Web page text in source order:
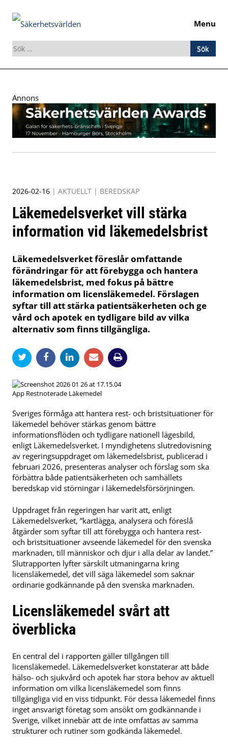
Menu
Sök
efter:
to
content
Annons
2026-02-16 | AKTUELLT | BEREDSKAP
Läkemedelsverket vill stärka
information vid läkemedelsbrist
Läkemedelsverket föreslår omfattande
förändringar för att förebygga och hantera
läkemedelsbrist, med fokus på bättre
information om licensläkemedel. Förslagen
syftar till att stärka patientsäkerheten och ge
vård och apotek en tydligare bild av vilka
alternativ som finns tillgängliga.
App Restnoterade Läkemedel
Sveriges förmåga att hantera rest- och bristsituationer för
läkemedel behöver stärkas genom bättre
informationsflöden och tydligare nationell lägesbild,
enligt Läkemedelsverket. I myndighetens slutredovisning
av regeringsuppdraget om läkemedelsbrist, publicerad i
februari 2026, presenteras analyser och förslag som ska
förbättra både patientsäkerheten och samhällets
beredskap vid störningar i läkemedelsförsörjningen.
Uppdraget från regeringen har varit att, enligt
Läkemedelsverket, ”kartlägga, analysera och föreslå
åtgärder som syftar till att förebygga och hantera rest-
och bristsituationer avseende läkemedel för den svenska
marknaden, till människor och djur i alla delar av landet.”
Slutrapporten lyfter särskilt utmaningarna kring
licensläkemedel, det vill säga läkemedel som saknar
ordinarie godkännande på den svenska marknaden.
Licensläkemedel svårt att
överblicka
En central del i rapporten gäller tillgången till
licensläkemedel. Läkemedelsverket konstaterar att både
hälso- och sjukvård och apotek har stora behov av aktuell
information om vilka licensläkemedel som finns
tillgängliga vid en viss tidpunkt. För dessa läkemedel finns
inget ansvarigt företag som ansökt om godkännande i
Sverige, vilket innebär att de inte omfattas av samma
strukturer och rutiner som godkända läkemedel.